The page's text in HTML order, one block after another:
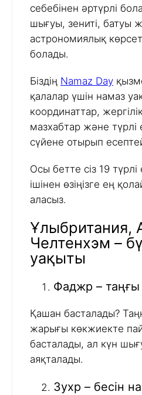
себебінен әртүрлі
шығуы, зениті, батуы
астрономиялық
болады.
Біздің Namaz Day
қалалар үшін намаз
координаттар,
мазхабтар және түрлі
сүйене отырып
Осы бетте сіз 19 түрлі
ішінен өзіңізге ең
аласыз.
Ұлыбритания,
Челтенхэм –
уақыты
Фаджр – таңғы
Қашан басталады?
жарығы көкжиекте
басталады, ал күн
аяқталады.
Зухр – бесін